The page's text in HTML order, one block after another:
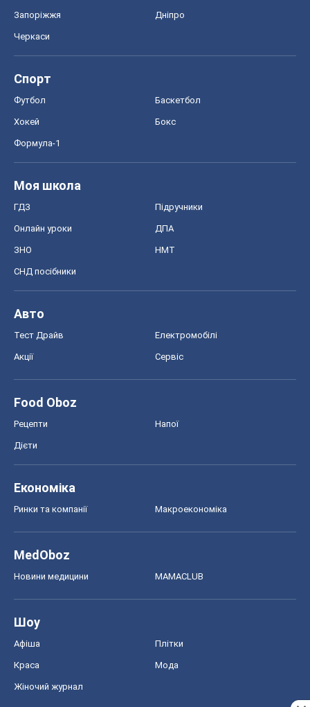
Запоріжжя Дніпро
Черкаси
Спорт
Футбол Баскетбол
Хокей Бокс
Формула-1
Моя школа
ГДЗ Підручники
Онлайн уроки ДПА
ЗНО НМТ
СНД посібники
Авто
Тест Драйв Електромобілі
Акції Сервіс
Food Oboz
Рецепти Напої
Дієти
Економіка
Ринки та компанії Макроекономіка
MedOboz
Новини медицини MAMACLUB
Шоу
Афіша Плітки
Краса Мода
Жіночий журнал